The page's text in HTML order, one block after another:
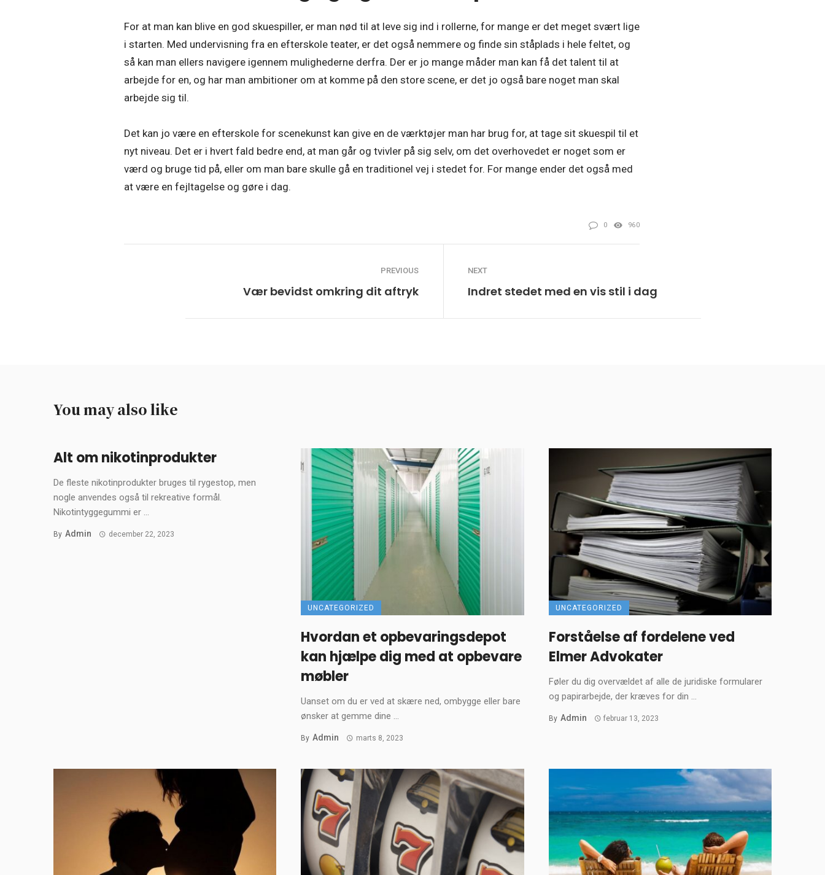
For at man kan blive en god skuespiller, er man nød til at leve sig ind i rollerne, for mange er det meget svært lige
i starten. Med undervisning fra en efterskole teater, er det også nemmere og finde sin ståplads i hele feltet, og
så kan man ellers navigere igennem mulighederne derfra. Der er jo mange måder man kan få det talent til at
arbejde for en, og har man ambitioner om at komme på den store scene, er det jo også bare noget man skal
arbejde sig til.
Det kan jo være en efterskole for scenekunst kan give en de værktøjer man har brug for, at tage sit skuespil til et
nyt niveau. Det er i hvert fald bedre end, at man går og tvivler på sig selv, om det overhovedet er noget som er
værd og bruge tid på, eller om man bare skulle gå en traditionel vej i stedet for. For mange ender det også med
at være en fejltagelse og gøre i dag.
0 960
PREVIOUS
Vær bevidst omkring dit aftryk
NEXT
Indret stedet med en vis stil i dag
You may also like
Alt om nikotinprodukter
De fleste nikotinprodukter bruges til rygestop, men
nogle anvendes også til rekreative formål.
Nikotintyggegummi er ...
By Admin december 22, 2023
UNCATEGORIZED
Hvordan et opbevaringsdepot
kan hjælpe dig med at opbevare
møbler
Uanset om du er ved at skære ned, ombygge eller bare
ønsker at gemme dine ...
By Admin marts 8, 2023
UNCATEGORIZED
Forståelse af fordelene ved
Elmer Advokater
Føler du dig overvældet af alle de juridiske formularer
og papirarbejde, der kræves for din ...
By Admin februar 13, 2023